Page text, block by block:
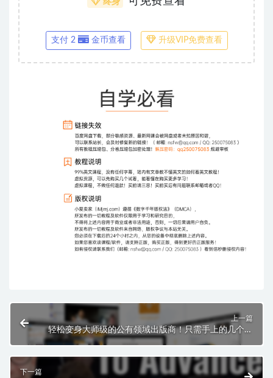
支付 2 金币查看 升级VIP免费查看
上一篇
轻松变身大师级的公有领域出版商！只需手上的几个模
下一篇